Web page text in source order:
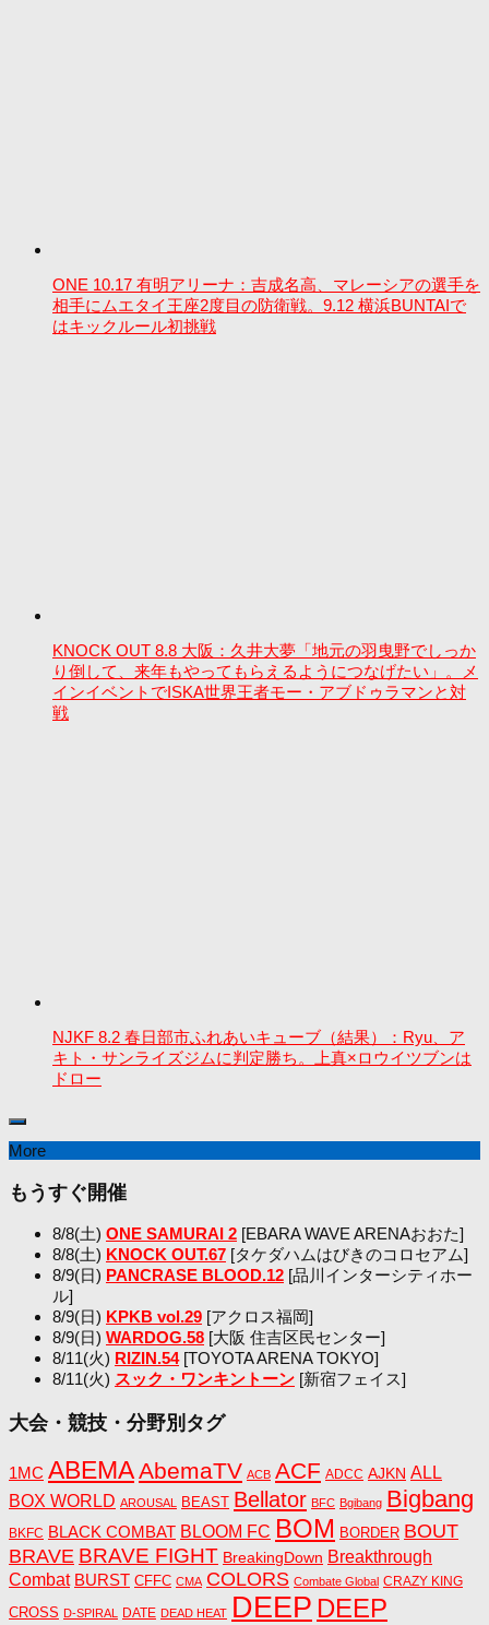
ONE 10.17 有明アリーナ：吉成名高、マレーシアの選手を
相手にムエタイ王座2度目の防衛戦。9.12 横浜BUNTAIで
はキックルール初挑戦
KNOCK OUT 8.8 大阪：久井大夢「地元の羽曳野でしっか
り倒して、来年もやってもらえるようにつなげたい」。メ
インイベントでISKA世界王者モー・アブドゥラマンと対
戦
NJKF 8.2 春日部市ふれあいキューブ（結果）：Ryu、ア
キト・サンライズジムに判定勝ち。上真×ロウイツブンは
ドロー
More
もうすぐ開催
8/8(土) ONE SAMURAI 2 [EBARA WAVE ARENAおおた]
8/8(土) KNOCK OUT.67 [タケダハムはびきのコロセアム]
8/9(日) PANCRASE BLOOD.12 [品川インターシティホー
ル]
8/9(日) KPKB vol.29 [アクロス福岡]
8/9(日) WARDOG.58 [大阪 住吉区民センター]
8/11(火) RIZIN.54[TOYOTA ARENA TOKYO]
8/11(火) スック・ワンキントーン [新宿フェイス]
大会・競技・分野別タグ
1MC ABEMAAbemaTV ACB ACF ADCC AJKN ALL
BOX WORLD AROUSAL BEAST Bellator BFC Bgibang Bigbang
BKFC BLACK COMBAT BLOOM FC BOM BORDER BOUT
BRAVE BRAVE FIGHT BreakingDown Breakthrough
Combat BURST CFFC CMA COLORS Combate Global CRAZY KING
CROSS D-SPIRAL DATE DEAD HEAT DEEP DEEP